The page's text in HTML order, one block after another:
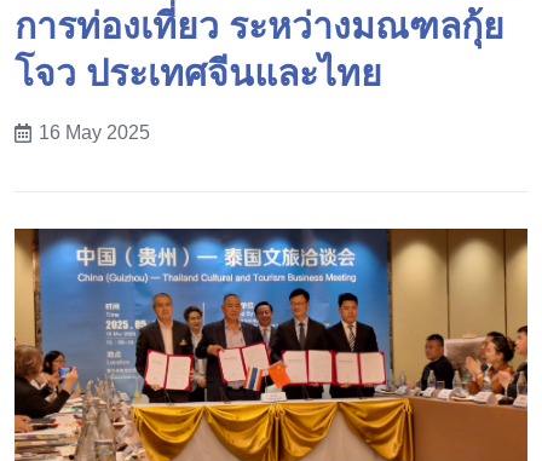
การท่องเที่ยว ระหว่างมณฑลกุ้ย
โจว ประเทศจีนและไทย
16 May 2025